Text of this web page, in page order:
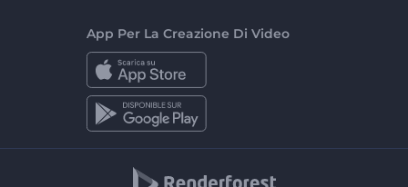
App Per La Creazione Di Video